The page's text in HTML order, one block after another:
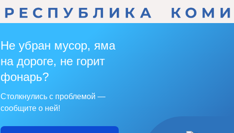
Не убран мусор, яма
на дороге, не горит
фонарь?
Столкнулись с проблемой —
сообщите о ней!